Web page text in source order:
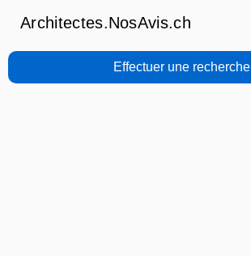
Architectes.NosAvis.ch
Effectuer une recherche